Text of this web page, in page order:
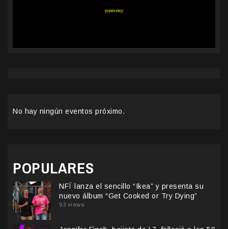
No hay ningún eventos próximo.
POPULARES
NFÏ lanza el sencillo “Ikea” y presenta su
nuevo álbum “Get Cooked or Try Dying”
93 views